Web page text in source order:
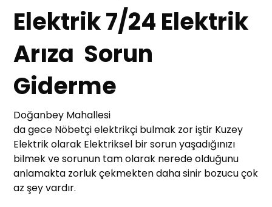
Elektrik 7/24 Elektrik
Arıza Sorun
Giderme
Doğanbey Mahallesi
da gece Nöbetçi elektrikçi bulmak zor iştir Kuzey
Elektrik olarak Elektriksel bir sorun yaşadığınızı
bilmek ve sorunun tam olarak nerede olduğunu
anlamakta zorluk çekmekten daha sinir bozucu çok
az şey vardır.